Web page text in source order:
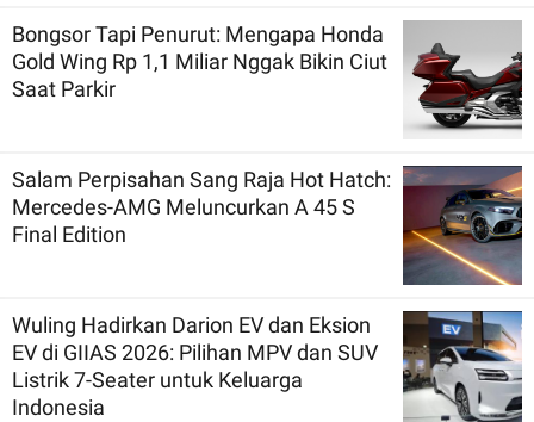
Bongsor Tapi Penurut: Mengapa Honda
Gold Wing Rp 1,1 Miliar Nggak Bikin Ciut
Saat Parkir
Salam Perpisahan Sang Raja Hot Hatch:
Mercedes-AMG Meluncurkan A 45 S
Final Edition
Wuling Hadirkan Darion EV dan Eksion
EV di GIIAS 2026: Pilihan MPV dan SUV
Listrik 7-Seater untuk Keluarga
Indonesia